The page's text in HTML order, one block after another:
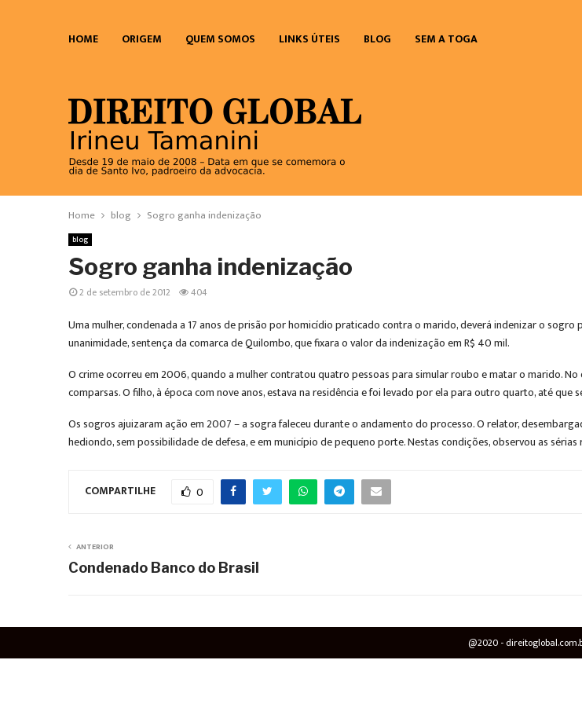
HOME ORIGEM QUEM SOMOS LINKS ÚTEIS BLOG SEM A TOGA
Home blog Sogro ganha indenização
blog
Sogro ganha indenização
2 de setembro de 2012 404
Uma mulher, condenada a 17 anos de prisão por homicídio praticado contra o marido, deverá indenizar o
unanimidade, sentença da comarca de Quilombo, que fixara o valor da indenização em R$ 40 mil.
O crime ocorreu em 2006, quando a mulher contratou quatro pessoas para simular roubo e matar o marido.
comparsas. O filho, à época com nove anos, estava na residência e foi levado por ela para outro quarto, até que
Os sogros ajuizaram ação em 2007 – a sogra faleceu durante o andamento do processo. O relator,
hediondo, sem possibilidade de defesa, e em município de pequeno porte. Nestas condições, observou as
COMPARTILHE 0
ANTERIOR
Condenado Banco do Brasil
@2020 -